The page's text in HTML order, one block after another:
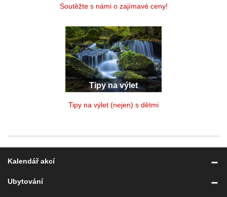
Soutěžte s námi o zajímavé ceny!
Tipy na výlet
Tipy na výlet (nejen) s dětmi
Kalendář akcí
Ubytování